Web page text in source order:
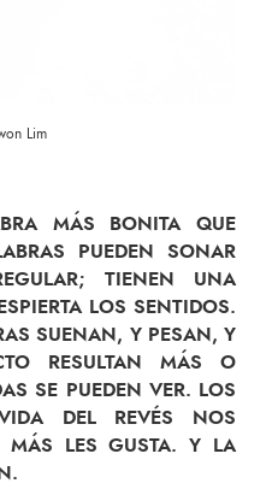
Lim
MÁS BONITA QUE
PUEDEN SONAR
TIENEN UNA
LOS SENTIDOS.
SUENAN, Y PESAN, Y
RESULTAN MÁS O
SE PUEDEN VER. LOS
DEL REVÉS NOS
MÁS LES GUSTA. Y LA